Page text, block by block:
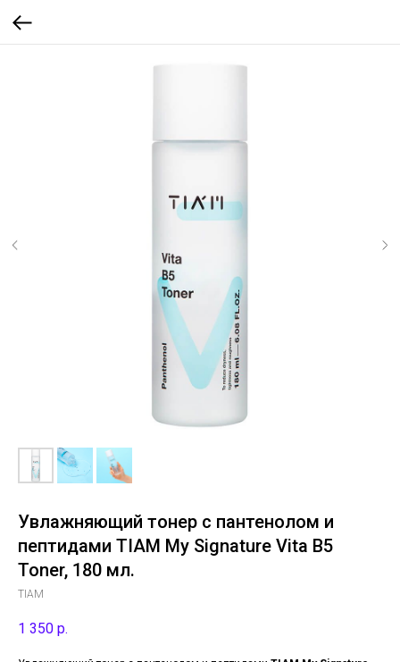
Увлажняющий тонер с пантенолом и
пептидами TIAM My Signature Vita B5
Toner, 180 мл.
TIAM
1 350 р.